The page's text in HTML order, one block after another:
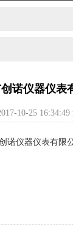
诺仪器仪表
线！
10-25
仪器仪表有限